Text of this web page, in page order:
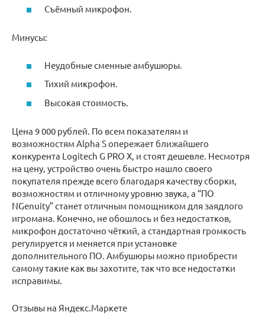
Съёмный микрофон.
Минусы:
Неудобные сменные амбушюры.
Тихий микрофон.
Высокая стоимость.
Цена 9 000 рублей. По всем показателям и
возможностям Alpha S опережает ближайшего
конкурента Logitech G PRO X, и стоят дешевле. Несмотря
на цену, устройство очень быстро нашло своего
покупателя прежде всего благодаря качеству сборки,
возможностям и отличному уровню звука, а “ПО
NGenuity” станет отличным помощником для заядлого
игромана. Конечно, не обошлось и без недостатков,
микрофон достаточно чёткий, а стандартная громкость
регулируется и меняется при установке
дополнительного ПО. Амбушюры можно приобрести
самому такие как вы захотите, так что все недостатки
исправимы.
Отзывы на Яндекс.Маркете